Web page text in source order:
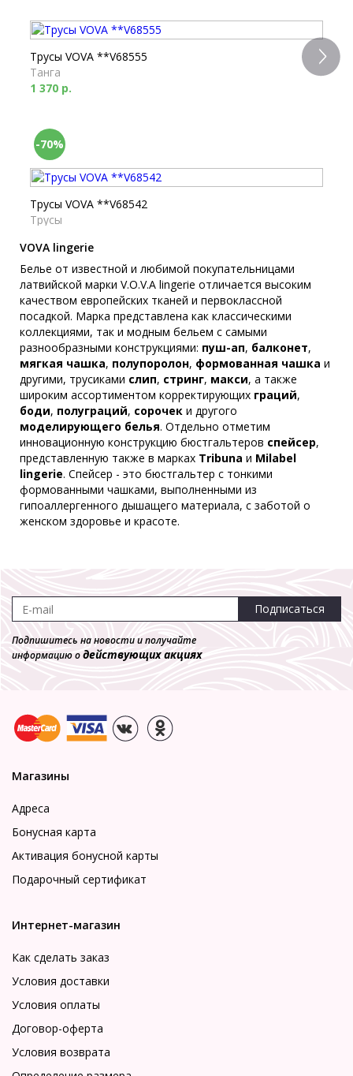
Трусы VOVA **V68555
Танга
1 370 р.
-70%
Трусы VOVA **V68542
Трусы
Грация VOVA *V68570
Грации
4 940 р.
VOVA lingerie
Белье от известной и любимой покупательницами
латвийской марки V.O.V.A lingerie отличается высоким
качеством европейских тканей и первоклассной
посадкой. Марка представлена как классическими
коллекциями, так и модным бельем с самыми
разнообразными конструкциями: пуш-ап, балконет,
мягкая чашка, полупоролон, формованная чашка и
другими, трусиками слип, стринг, макси, а также
широким ассортиментом корректирующих граций,
боди, полуграций, сорочек и другого
моделирующего белья. Отдельно отметим
инновационную конструкцию бюстгальтеров спейсер,
представленную также в марках Tribuna и Milabel
lingerie. Спейсер - это бюстгальтер с тонкими
формованными чашками, выполненными из
гипоаллергенного дышащего материала, с заботой о
женском здоровье и красоте.
Подписаться
Подпишитесь на новости и получайте
информацию одействующих акциях
Магазины
Адреса
Бонусная карта
Активация бонусной карты
Подарочный сертификат
Интернет-магазин
Как сделать заказ
Условия доставки
Условия оплаты
Договор-оферта
Условия возврата